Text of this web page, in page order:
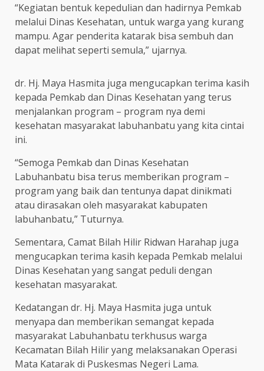
“Kegiatan bentuk kepedulian dan hadirnya Pemkab
melalui Dinas Kesehatan, untuk warga yang kurang
mampu. Agar penderita katarak bisa sembuh dan
dapat melihat seperti semula,” ujarnya.
dr. Hj. Maya Hasmita juga mengucapkan terima kasih
kepada Pemkab dan Dinas Kesehatan yang terus
menjalankan program – program nya demi
kesehatan masyarakat labuhanbatu yang kita cintai
ini.
“Semoga Pemkab dan Dinas Kesehatan
Labuhanbatu bisa terus memberikan program –
program yang baik dan tentunya dapat dinikmati
atau dirasakan oleh masyarakat kabupaten
labuhanbatu,” Tuturnya.
Sementara, Camat Bilah Hilir Ridwan Harahap juga
mengucapkan terima kasih kepada Pemkab melalui
Dinas Kesehatan yang sangat peduli dengan
kesehatan masyarakat.
Kedatangan dr. Hj. Maya Hasmita juga untuk
menyapa dan memberikan semangat kepada
masyarakat Labuhanbatu terkhusus warga
Kecamatan Bilah Hilir yang melaksanakan Operasi
Mata Katarak di Puskesmas Negeri Lama.